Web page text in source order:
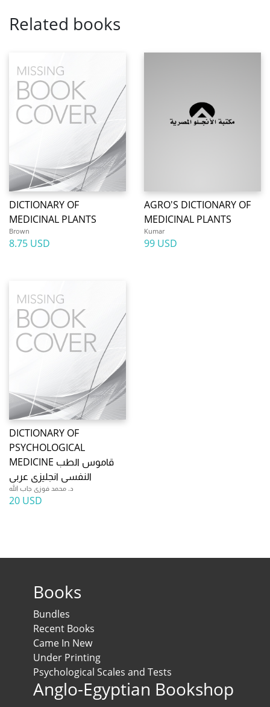
Related books
DICTIONARY OF
MEDICINAL PLANTS
Brown
8.75 USD
AGRO'S DICTIONARY OF
MEDICINAL PLANTS
Kumar
99 USD
DICTIONARY OF
PSYCHOLOGICAL
MEDICINE قاموس الطب
النفسى انجليزى عربى
د. محمد فوزى جاب الله
20 USD
Books
Bundles
Recent Books
Came In New
Under Printing
Psychological Scales and Tests
Anglo-Egyptian Bookshop